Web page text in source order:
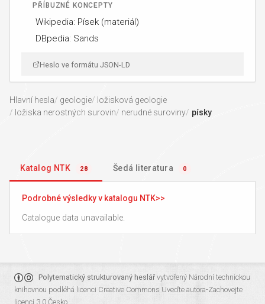
PŘÍBUZNÉ KONCEPTY
Wikipedia: Písek (materiál)
DBpedia: Sands
Heslo ve formátu JSON-LD
Hlavní hesla geologie
ložisková geologie
ložiska nerostných surovin
nerudné suroviny písky
Katalog NTK 28 Šedá literatura 0
Podrobné výsledky v katalogu NTK
Catalogue data unavailable.
Polytematický strukturovaný heslářvytvořený Národní technickou
knihovnou podléhá licenci Creative Commons Uveďte autora-Zachovejte
licenci 3.0 Česko